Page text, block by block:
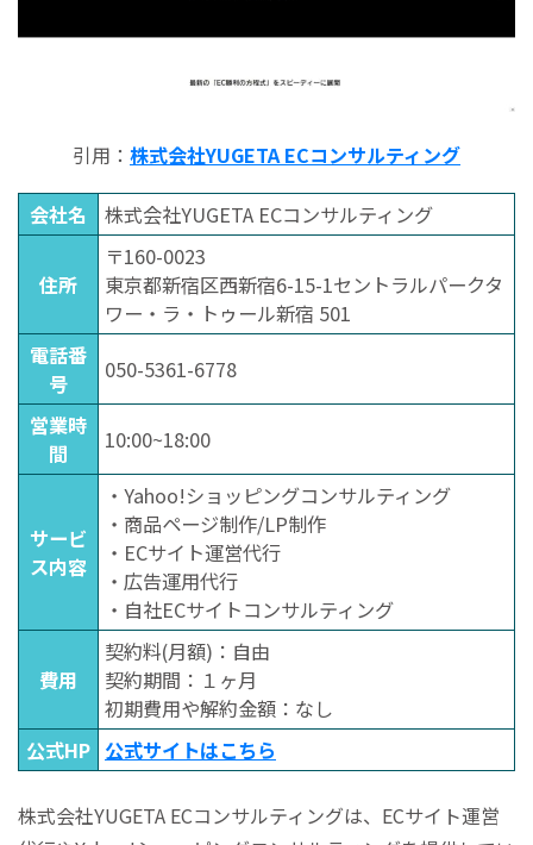
引用： 株式会社YUGETA ECコンサルティング
会社名 株式会社YUGETA ECコンサルティング
住所
〒160-0023
東京都新宿区西新宿6-15-1セントラルパークタ
ワー・ラ・トゥール新宿 501
電話番
号
050-5361-6778
営業時
間
10:00~18:00
サービ
ス内容
・Yahoo!ショッピングコンサルティング
・商品ページ制作/LP制作
・ECサイト運営代行
・広告運用代行
・自社ECサイトコンサルティング
費用
契約料(月額)：自由
契約期間：１ヶ月
初期費用や解約金額：なし
公式HP 公式サイトはこちら
株式会社YUGETA ECコンサルティングは、ECサイト運営